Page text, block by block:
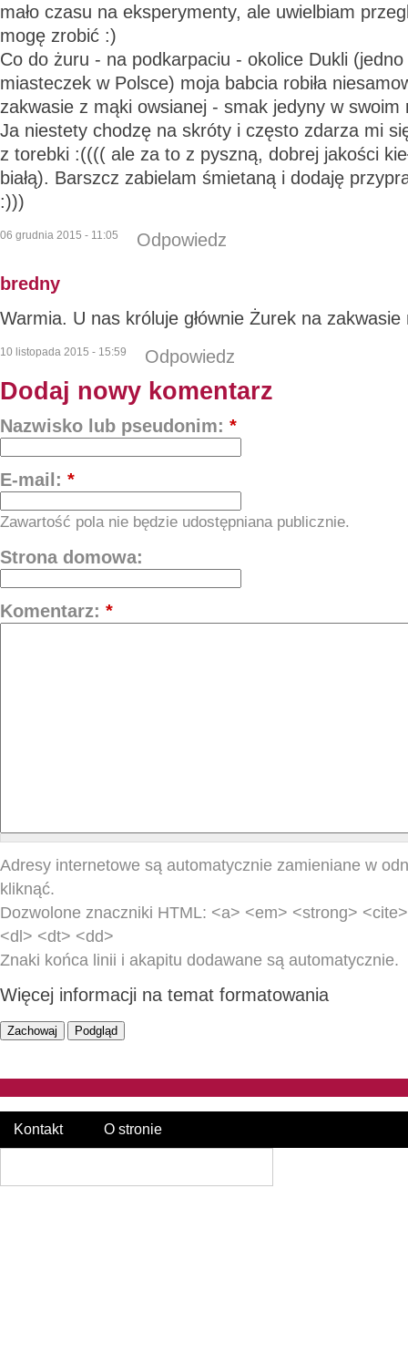
mało czasu na eksperymenty, ale uwielbiam
mogę zrobić :)
Co do żuru - na podkarpaciu - okolice Dukli
miasteczek w Polsce) moja babcia robiła
zakwasie z mąki owsianej - smak jedyny w swoim
Ja niestety chodzę na skróty i często zdarza mi
z torebki :(((( ale za to z pyszną, dobrej jakości
białą). Barszcz zabielam śmietaną i dodaję
:)))
06 grudnia 2015 - 11:05 Odpowiedz
bredny
Warmia. U nas króluje głównie Żurek na
10 listopada 2015 - 15:59 Odpowiedz
Dodaj nowy komentarz
Nazwisko lub pseudonim: *
E-mail: *
Zawartość pola nie będzie udostępniana publicznie.
Strona domowa:
Komentarz: *
Adresy internetowe są automatycznie zamieniane w
kliknąć.
Dozwolone znaczniki HTML: <a> <em> <strong>
<dl> <dt> <dd>
Znaki końca linii i akapitu dodawane są automatycznie.
Więcej informacji na temat formatowania
Kontakt O stronie